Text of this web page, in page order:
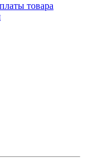
товара